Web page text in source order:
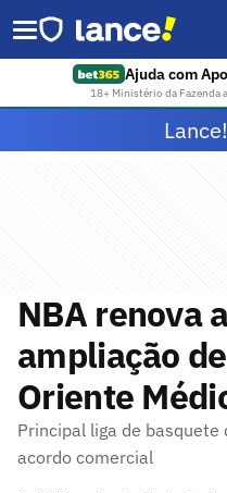
Ajuda com
18+ Ministério da Fazenda
NBA renova
ampliação
Oriente
Principal liga de
acordo comercial